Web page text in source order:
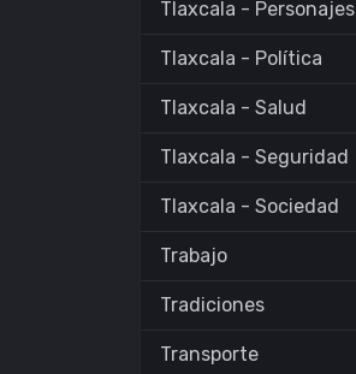
Tlaxcala - Personajes
Tlaxcala - Política
Tlaxcala - Salud
Tlaxcala - Seguridad
Tlaxcala - Sociedad
Trabajo
Tradiciones
Transporte